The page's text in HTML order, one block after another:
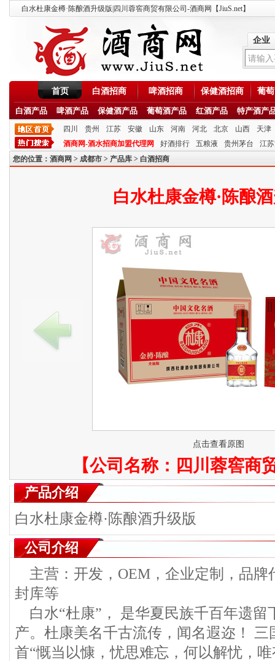
白水杜康金樽·陈酿酒升级版|四川蓉窖商贸有限公司-酒商网【JiuS.net】
企业
首页 白酒招商 啤酒招商 保健酒招商 葡
白酒产品 啤酒产品 保健酒产品 葡萄酒产品 红酒产品 特产酒产
四川 贵州 江苏 安徽 山东 河南 河北 北京 山西
天津
酒商网-酒水招商加盟代理网
好酒排行 五粮液 贵州茅台
江
您的位置： 酒商网 > 成都市 > 产品库 > 白酒招商
白水杜康金樽·陈酿
点击查看原图
【公司名称： 四川蓉窖商
产品介绍
白水杜康金樽·陈酿酒升级版
公司介绍
主营：开发，OEM，企业定制，品牌
封库等
白水“杜康”， 是华夏民族千百年遗留
产。杜康美名千古流传，闻名遐迩！
首“慨当以慷，忧思难忘，何以解忧，